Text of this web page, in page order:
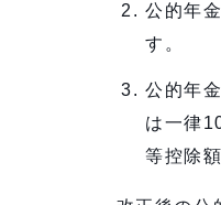
公的年
す。
公的年
は一律
等控除